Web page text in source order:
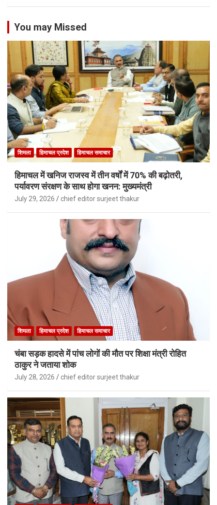
You may Missed
शिमला हिमाचल प्रदेश हिमाचल समाचार
हिमाचल में खनिज राजस्व में तीन वर्षों में 70% की बढ़ोतरी,
पर्यावरण संरक्षण के साथ होगा खनन: मुख्यमंत्री
July 29, 2026 chief editor surjeet thakur
शिमला हिमाचल प्रदेश हिमाचल समाचार
चंबा सड़क हादसे में पांच लोगों की मौत पर शिक्षा मंत्री रोहित
ठाकुर ने जताया शोक
July 28, 2026 chief editor surjeet thakur